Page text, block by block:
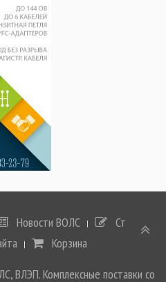
Новости ВОЛС
Статьи
Корзина
ВЛЭП. Комплексные поставки со